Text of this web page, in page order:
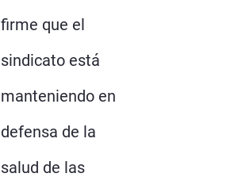
firme que el
sindicato está
manteniendo en
defensa de la
salud de las